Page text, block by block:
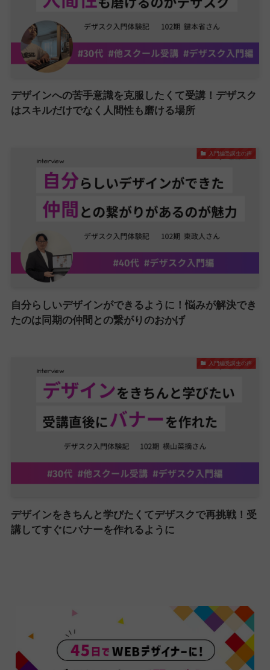
デザインへの苦手意識を克服したくて受講！デザスク
はスキルだけでなく人間性も磨ける場所
入門編受講生の声
自分らしいデザインができるように！悩みが解決でき
たのは同期の仲間との繋がりのおかげ
入門編受講生の声
デザインをきちんと学びたくてデザスクで再挑戦！受
講してすぐにバナーを作れるように